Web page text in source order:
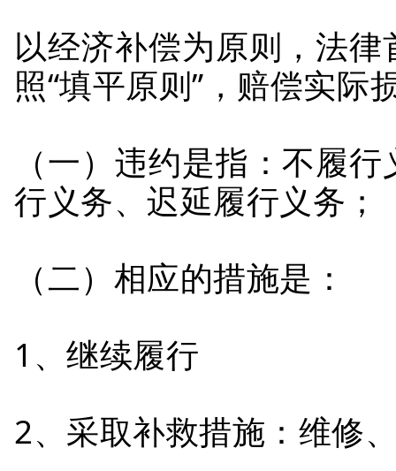
以经济补偿为原则，法
照“填平原则”，赔偿实际
（一）违约是指：不履
行义务、迟延履行义务；
（二）相应的措施是：
1、继续履行
2、采取补救措施：维修